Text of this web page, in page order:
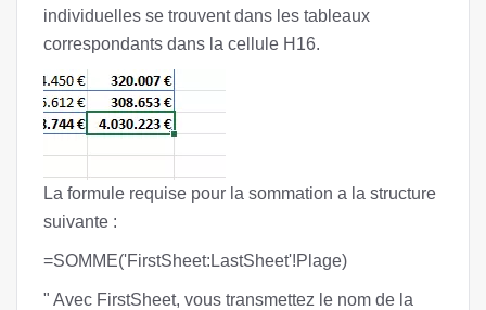
individuelles se trouvent dans les tableaux
correspondants dans la cellule H16.
La formule requise pour la sommation a la structure
suivante :
=SOMME('FirstSheet:LastSheet'!Plage)
" Avec FirstSheet, vous transmettez le nom de la